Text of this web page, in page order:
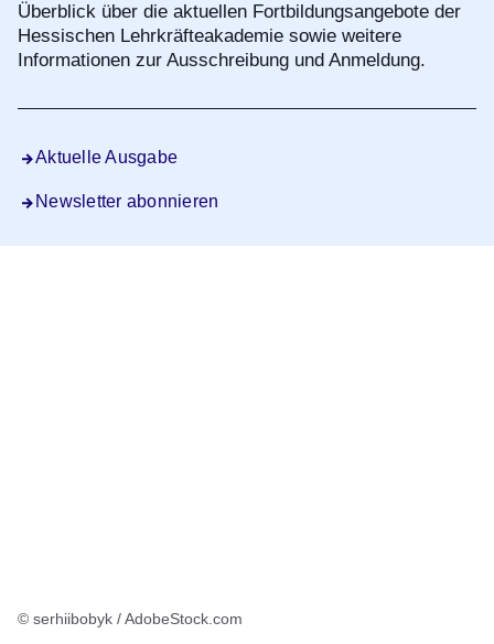
Überblick über die aktuellen Fortbildungsangebote der
Hessischen Lehrkräfteakademie sowie weitere
Informationen zur Ausschreibung und Anmeldung.
Aktuelle Ausgabe
Newsletter abonnieren
© serhiibobyk / AdobeStock.com